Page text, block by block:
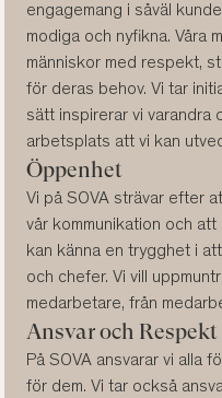
engagemang i såväl
modiga och nyfikna. Våra
människor med respekt,
för deras behov. Vi tar
sätt inspirerar vi varandra
arbetsplats att vi kan
Öppenhet
Vi på SOVA strävar efter
vår kommunikation och
kan känna en trygghet i
och chefer. Vi vill
medarbetare, från
Ansvar och Respekt
På SOVA ansvarar vi alla
för dem. Vi tar också